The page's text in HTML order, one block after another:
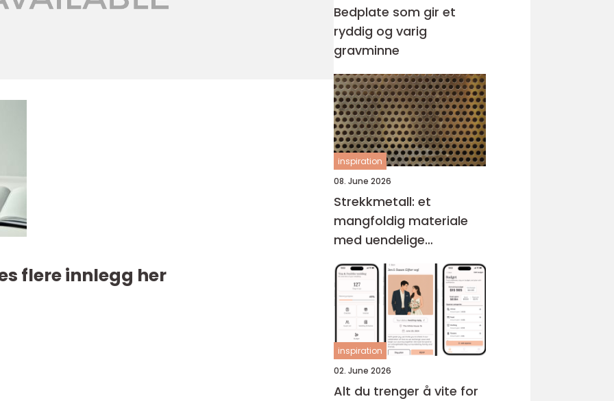
flere innlegg her
Bedplate som gir et
ryddig og varig
gravminne
inspiration
08. June 2026
Strekkmetall: et
mangfoldig materiale
med uendelige
muligheter
inspiration
02. June 2026
Alt du trenger å vite for